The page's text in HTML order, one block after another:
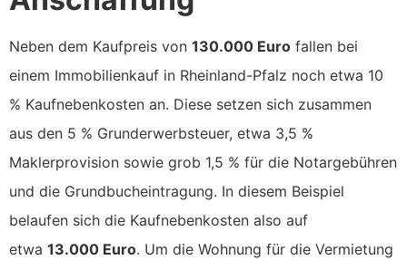
Neben dem Kaufpreis von 130.000 Euro fallen bei
einem Immobilienkauf in Rheinland-Pfalz noch etwa 10
% Kaufnebenkosten an. Diese setzen sich zusammen
aus den 5 % Grunderwerbsteuer, etwa 3,5 %
Maklerprovision sowie grob 1,5 % für die Notargebühren
und die Grundbucheintragung. In diesem Beispiel
belaufen sich die Kaufnebenkosten also auf
etwa 13.000 Euro. Um die Wohnung für die Vermietung